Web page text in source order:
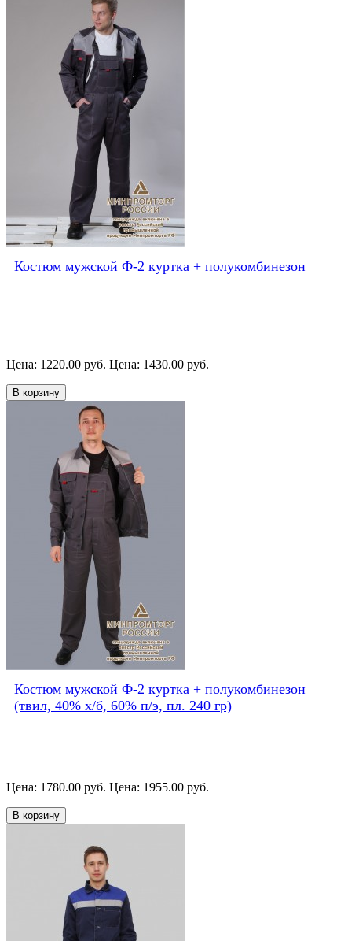
Костюм мужской Ф-2 куртка + полукомбинезон
Цена: 1220.00 руб. Цена: 1430.00 руб.
В корзину
Костюм мужской Ф-2 куртка + полукомбинезон
(твил, 40% х/б, 60% п/э, пл. 240 гр)
Цена: 1780.00 руб. Цена: 1955.00 руб.
В корзину